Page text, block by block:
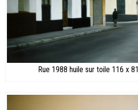
Rue 1988 huile sur toile 116 x